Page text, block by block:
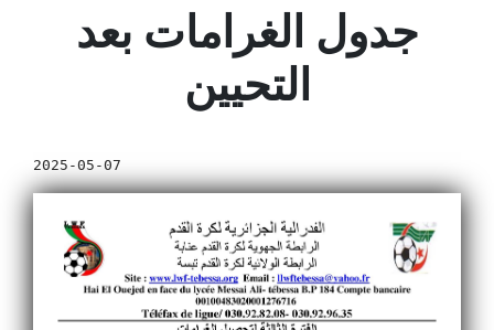
جدول الغرامات بعد
التحيين
2025-05-07